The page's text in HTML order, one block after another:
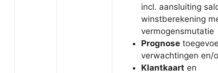
incl. aansluiting
winstberekening
vermogensmutatie
Prognose
verwachtingen en/
Klantkaart en